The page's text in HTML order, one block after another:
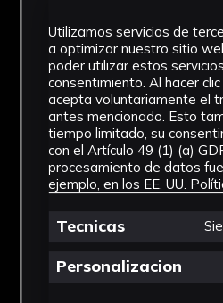
Fondo
B-018
Género
Utilizamos servicios de
a optimizar nuestro sitio
poder utilizar estos
consentimiento. Al hacer
acepta voluntariamente el
antes mencionado. Esto
tiempo limitado, su
con el Artículo 49 (1) (a)
procesamiento de datos
ejemplo, en los EE. UU.
Tecnicas
Personalizacion